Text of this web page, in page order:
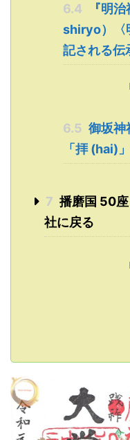
6.4
『明
shiryo）〈
記される伝
6.5 御坂神
「拝 (hai)
7 播磨国 50
社に戻る